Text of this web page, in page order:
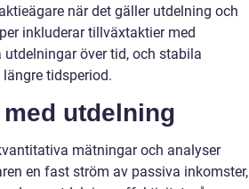
när det gäller utdelning och
inkluderar tillväxtaktier med
över tid, och stabila
tidsperiod.
utdelning
mätningar och analyser
en fast ström av passiva inkomster,